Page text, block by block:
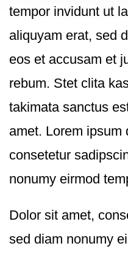
tempor invidunt ut
aliquyam erat, sed
eos et accusam et
rebum. Stet clita
takimata sanctus
amet. Lorem ipsum
consetetur
nonumy eirmod
Dolor sit amet,
sed diam nonumy